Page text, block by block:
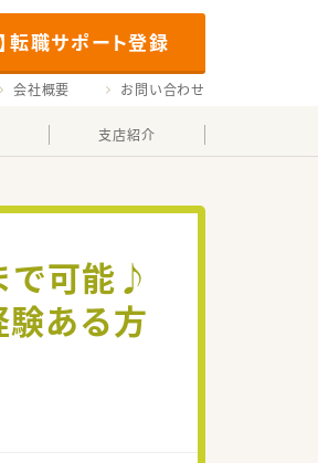
転職サポート登録
会社概要 お問い合わせ
支店紹介
で可能♪
ある方